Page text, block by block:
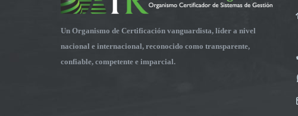
Un Organismo de Certificación vanguardista, líder a nivel
nacional e internacional, reconocido como transparente,
confiable, competente e imparcial.